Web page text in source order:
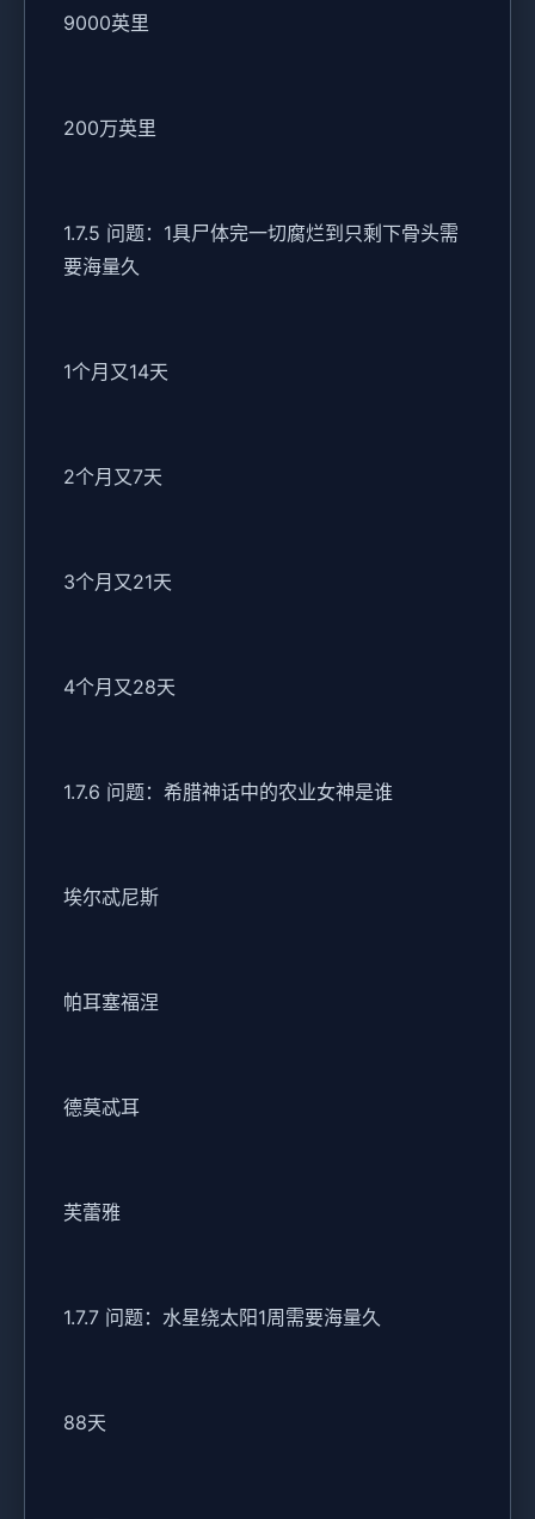
9000英里
200万英里
1.7.5 问题：1具尸体完一切腐烂到只剩下骨头需
要海量久
1个月又14天
2个月又7天
3个月又21天
4个月又28天
1.7.6 问题：希腊神话中的农业女神是谁
埃尔忒尼斯
帕耳塞福涅
德莫忒耳
芙蕾雅
1.7.7 问题：水星绕太阳1周需要海量久
88天